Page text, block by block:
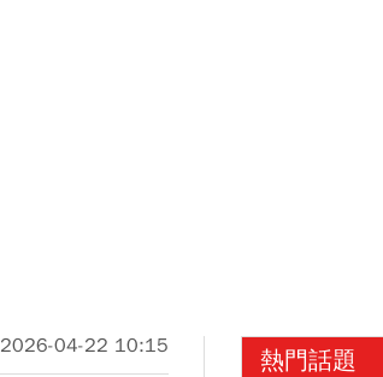
2026-04-22 10:15 熱門話題